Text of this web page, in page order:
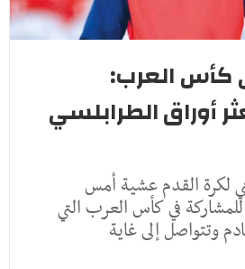
العرب:
أوراق الطرابلسي
لكرة القدم عشية أمس
في كأس العرب التي
وتتواصل إلى غاية